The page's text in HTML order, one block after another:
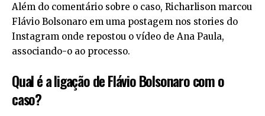
Além do comentário sobre o caso, Richarlison marcou
Flávio Bolsonaro em uma postagem nos stories do
Instagram onde repostou o vídeo de Ana Paula,
associando-o ao processo.
Qual é a ligação de Flávio Bolsonaro com o
caso?